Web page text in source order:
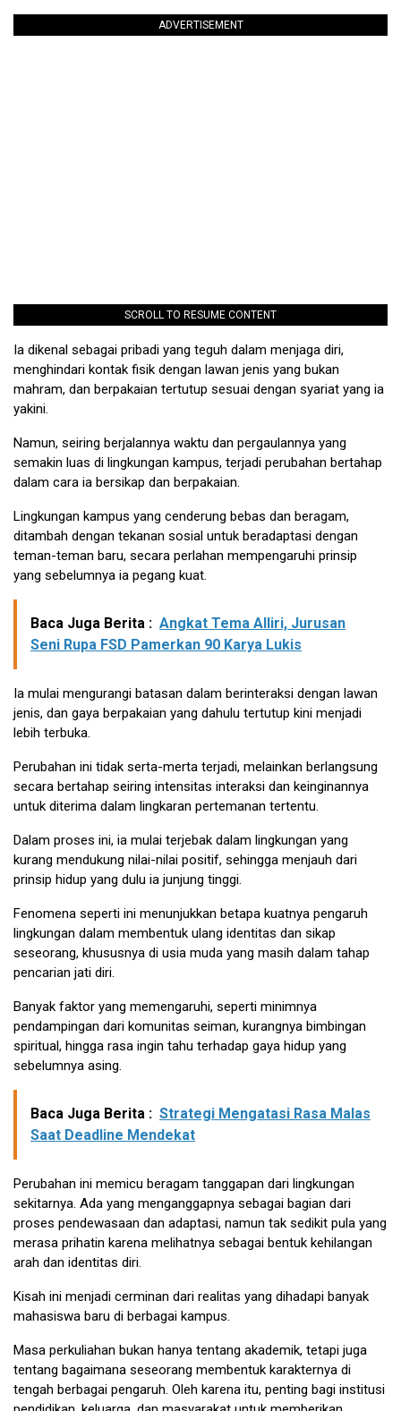
ADVERTISEMENT
SCROLL TO RESUME CONTENT
Ia dikenal sebagai pribadi yang teguh dalam menjaga diri,
menghindari kontak fisik dengan lawan jenis yang bukan
mahram, dan berpakaian tertutup sesuai dengan syariat yang ia
yakini.
Namun, seiring berjalannya waktu dan pergaulannya yang
semakin luas di lingkungan kampus, terjadi perubahan bertahap
dalam cara ia bersikap dan berpakaian.
Lingkungan kampus yang cenderung bebas dan beragam,
ditambah dengan tekanan sosial untuk beradaptasi dengan
teman-teman baru, secara perlahan mempengaruhi prinsip
yang sebelumnya ia pegang kuat.
Baca Juga Berita : Angkat Tema Alliri, Jurusan
Seni Rupa FSD Pamerkan 90 Karya Lukis
Ia mulai mengurangi batasan dalam berinteraksi dengan lawan
jenis, dan gaya berpakaian yang dahulu tertutup kini menjadi
lebih terbuka.
Perubahan ini tidak serta-merta terjadi, melainkan berlangsung
secara bertahap seiring intensitas interaksi dan keinginannya
untuk diterima dalam lingkaran pertemanan tertentu.
Dalam proses ini, ia mulai terjebak dalam lingkungan yang
kurang mendukung nilai-nilai positif, sehingga menjauh dari
prinsip hidup yang dulu ia junjung tinggi.
Fenomena seperti ini menunjukkan betapa kuatnya pengaruh
lingkungan dalam membentuk ulang identitas dan sikap
seseorang, khususnya di usia muda yang masih dalam tahap
pencarian jati diri.
Banyak faktor yang memengaruhi, seperti minimnya
pendampingan dari komunitas seiman, kurangnya bimbingan
spiritual, hingga rasa ingin tahu terhadap gaya hidup yang
sebelumnya asing.
Baca Juga Berita : Strategi Mengatasi Rasa Malas
Saat Deadline Mendekat
Perubahan ini memicu beragam tanggapan dari lingkungan
sekitarnya. Ada yang menganggapnya sebagai bagian dari
proses pendewasaan dan adaptasi, namun tak sedikit pula yang
merasa prihatin karena melihatnya sebagai bentuk kehilangan
arah dan identitas diri.
Kisah ini menjadi cerminan dari realitas yang dihadapi banyak
mahasiswa baru di berbagai kampus.
Masa perkuliahan bukan hanya tentang akademik, tetapi juga
tentang bagaimana seseorang membentuk karakternya di
tengah berbagai pengaruh. Oleh karena itu, penting bagi institusi